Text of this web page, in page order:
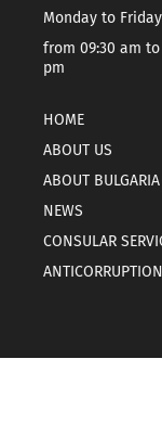
Monday to Friday
from 09:30 am
pm
HOME
ABOUT US
ABOUT BULGARIA
NEWS
CONSULAR
ANTICORRUPTION